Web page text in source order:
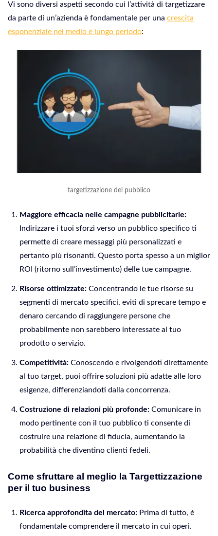
Vi sono diversi aspetti secondo cui l’attività di targetizzare
da parte di un’azienda è fondamentale per una crescita
esponenziale nel medio e lungo periodo:
targetizzazione del pubblico
Maggiore efficacia nelle campagne pubblicitarie:
Indirizzare i tuoi sforzi verso un pubblico specifico ti
permette di creare messaggi più personalizzati e
pertanto più risonanti. Questo porta spesso a un miglior
ROI (ritorno sull’investimento) delle tue campagne.
Risorse ottimizzate: Concentrando le tue risorse su
segmenti di mercato specifici, eviti di sprecare tempo e
denaro cercando di raggiungere persone che
probabilmente non sarebbero interessate al tuo
prodotto o servizio.
Competitività: Conoscendo e rivolgendoti direttamente
al tuo target, puoi offrire soluzioni più adatte alle loro
esigenze, differenziandoti dalla concorrenza.
Costruzione di relazioni più profonde: Comunicare in
modo pertinente con il tuo pubblico ti consente di
costruire una relazione di fiducia, aumentando la
probabilità che diventino clienti fedeli.
Come sfruttare al meglio la Targettizzazione
per il tuo business
Ricerca approfondita del mercato: Prima di tutto, è
fondamentale comprendere il mercato in cui operi.